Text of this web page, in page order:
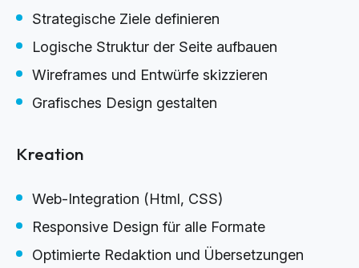
Strategische Ziele definieren
Logische Struktur der Seite aufbauen
Wireframes und Entwürfe skizzieren
Grafisches Design gestalten
Kreation
Web-Integration (Html, CSS)
Responsive Design für alle Formate
Optimierte Redaktion und Übersetzungen